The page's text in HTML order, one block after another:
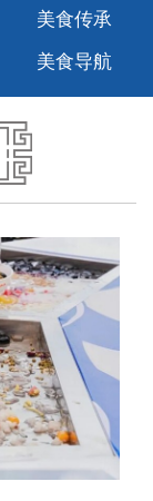
美食传承
美食导航